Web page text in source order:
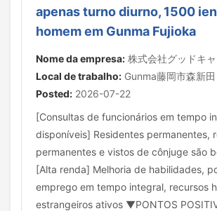
apenas turno diurno, 1500
homem em Gunma Fujioka
Nome da empresa: 株式会社グッドキャ
Local de trabalho: Gunma藤岡市森新田
Posted: 2026-07-22
[Consultas de funcionários em tempo
disponíveis] Residentes permanentes,
permanentes e vistos de cônjuge são
[Alta renda] Melhoria de habilidades,
emprego em tempo integral, recursos
estrangeiros ativos ▼PONTOS